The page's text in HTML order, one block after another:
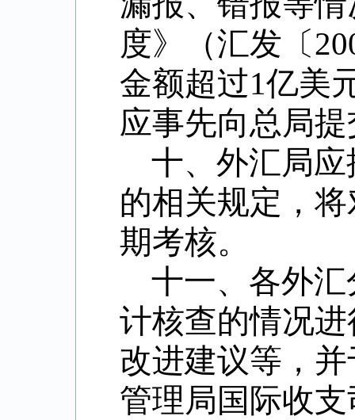
度》（汇发〔
金额超过1亿美
应事先向总局
十、外汇局
的相关规定，
期考核。
十一、各外
计核查的情况
改进建议等，
管理局国际收